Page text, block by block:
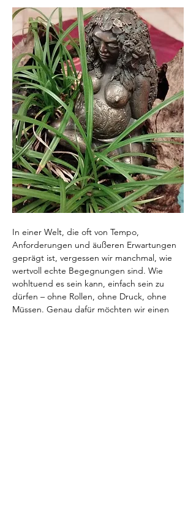
In einer Welt, die oft von Tempo,
Anforderungen und äußeren Erwartungen
geprägt ist, vergessen wir manchmal, wie
wertvoll echte Begegnungen sind. Wie
wohltuend es sein kann, einfach sein zu
dürfen – ohne Rollen, ohne Druck, ohne
Müssen. Genau dafür möchten wir einen